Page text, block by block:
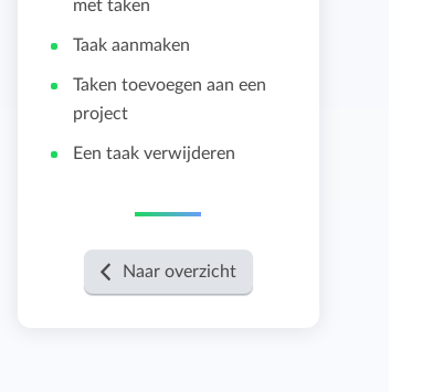
en exporteren
functies
met taken
Taak aanmaken
Taken toevoegen aan een
project
Een taak verwijderen
Naar overzicht